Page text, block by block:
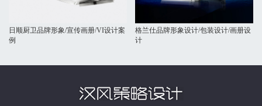
日顺厨卫品牌形象/宣传画册/VI设计案
例
格兰仕品牌形象设计/包装设计/画册设
计